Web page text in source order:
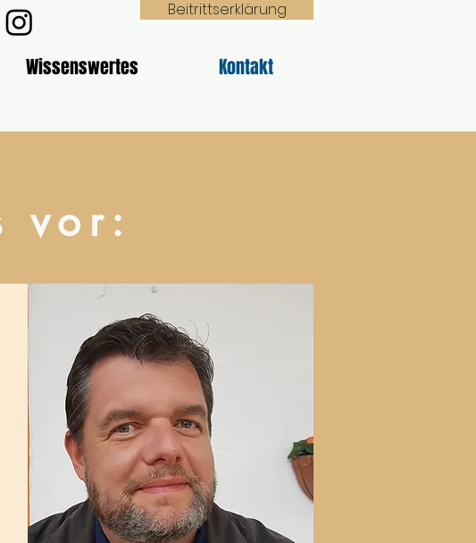
Beitrittserklärung
Wissenswertes Kontakt
hinzuzufügen und mich zu
vor: